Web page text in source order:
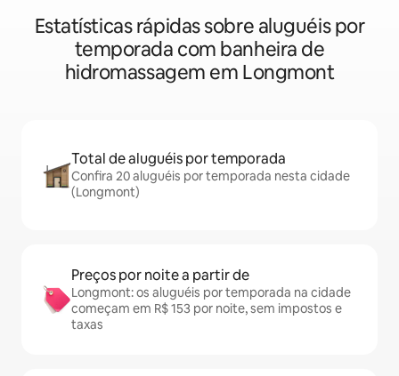
Estatísticas rápidas sobre aluguéis por
temporada com banheira de
hidromassagem em Longmont
Total de aluguéis por temporada
Confira 20 aluguéis por temporada nesta cidade
(Longmont)
Preços por noite a partir de
Longmont: os aluguéis por temporada na cidade
começam em R$ 153 por noite, sem impostos e
taxas